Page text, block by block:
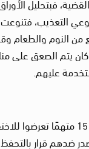
التعذيب،
من النوم والطعام
يتم الصعق على
عليهم.
وبالتحليل الذي قام به فريق المحاكمات